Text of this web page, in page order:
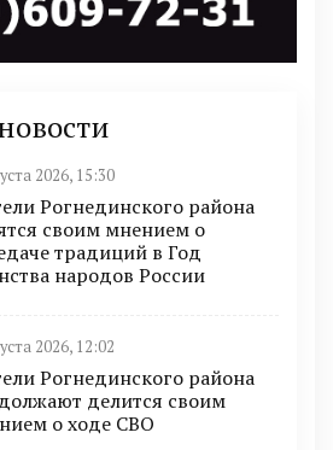
2026, 15:30
Рогнединского района
своим мнением о
традиций в Год
народов России
2026, 12:02
Рогнединского района
делится своим
о ходе СВО